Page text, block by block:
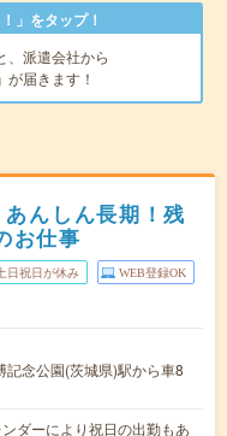
」をタップ！
、派遣会社から
が届きます！
んしん長期！残
お仕事
日祝日が休み WEB登録OK
念公園(茨城県)駅から車8
ダーにより祝日の出勤もあ